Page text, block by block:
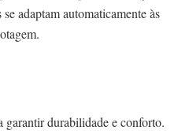
adaptam automaticamente às
garantir durabilidade e conforto.